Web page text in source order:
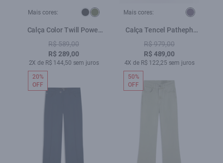
Mais cores:
Calça Color Twill Power
Patheph Verde Escuro
R$ 589,00
R$ 289,00
2X de R$ 144,50 sem juros
Mais cores:
Calça Tencel Patheph
Purple Blue
R$ 979,00
R$ 489,00
4X de R$ 122,25 sem juros
20%
OFF
50%
OFF